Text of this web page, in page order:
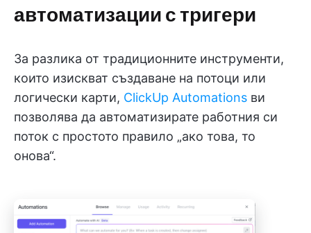
автоматизации с тригери
За разлика от традиционните инструменти,
които изискват създаване на потоци или
логически карти, ClickUp Automations ви
позволява да автоматизирате работния си
поток с простото правило „ако това, то
онова“.